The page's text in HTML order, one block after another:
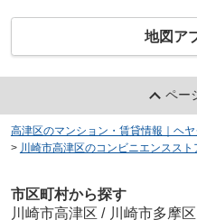
地図ア
ペー
高津区のマンション・賃貸情報｜ヘ
> 川崎市高津区のコンビニエンススト
市区町村から探す
川崎市高津区 / 川崎市多摩区